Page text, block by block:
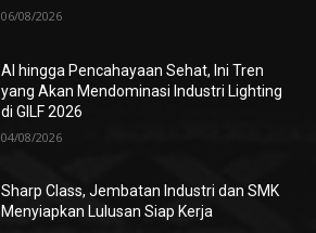
06/08/2026
AI hingga Pencahayaan Sehat, Ini Tren
yang Akan Mendominasi Industri Lighting
di GILF 2026
04/08/2026
Sharp Class, Jembatan Industri dan SMK
Menyiapkan Lulusan Siap Kerja